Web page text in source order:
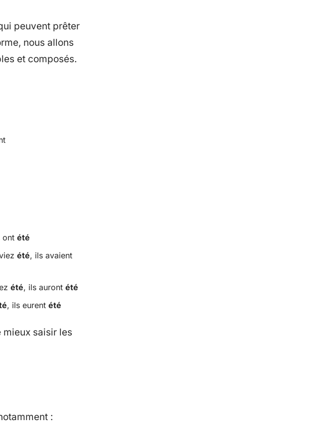
peuvent prêter
nous allons
et composés.
ont été
été, ils avaient
été, ils auront été
, ils eurent été
saisir les
: